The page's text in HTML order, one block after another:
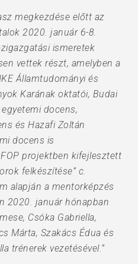
megkezdése előtt az
2020. január 6-8.
ismeretek
vettek részt, amelyben a
Államtudományi és
Karának oktatói, Budai
docens,
és Hazafi Zoltán
docens is
projektben kifejlesztett
felkészítése” c.
alapján a mentorképzés
2020. január hónapban
Csóka Gabriella,
Márta, Szakács Édua és
trénerek vezetésével.”